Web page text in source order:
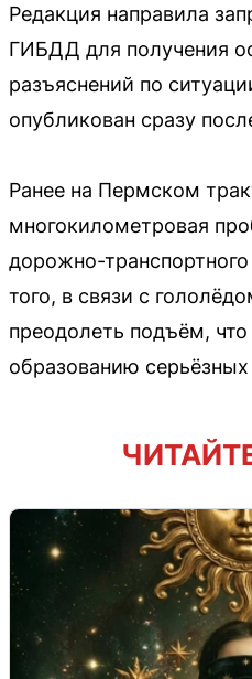
Редакция направила
ГИБДД для получения
разъяснений по
опубликован сразу
Ранее на Пермском
многокилометровая
дорожно-
того, в связи с
преодолеть подъём,
образованию серьёзных